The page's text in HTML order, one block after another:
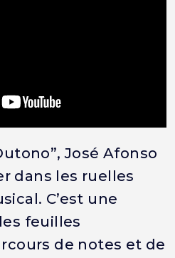
José Afonso
dans les ruelles
C’est une
feuilles
de notes et de